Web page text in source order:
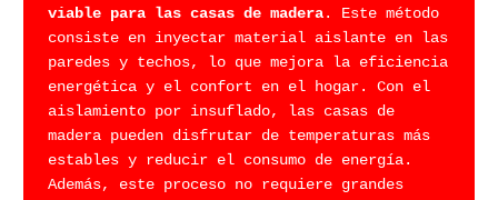
viable para las casas de madera. Este método
consiste en inyectar material aislante en las
paredes y techos, lo que mejora la eficiencia
energética y el confort en el hogar. Con el
aislamiento por insuflado, las casas de
madera pueden disfrutar de temperaturas más
estables y reducir el consumo de energía.
Además, este proceso no requiere grandes